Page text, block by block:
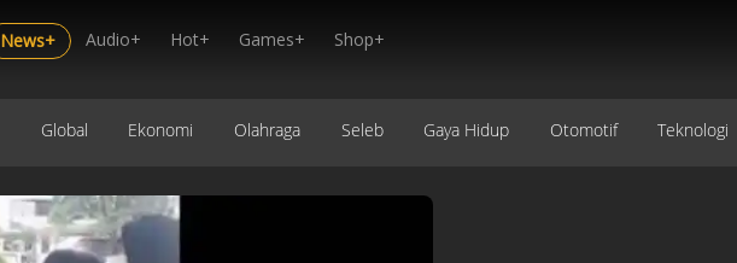
News+ Audio+ Hot+ Games+ Shop+
Global Ekonomi Olahraga Seleb Gaya Hidup Otomotif Teknologi